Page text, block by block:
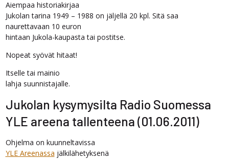
Aiempaa historiakirjaa
Jukolan tarina 1949 – 1988 on jäljellä 20 kpl. Sitä saa
naurettavaan 10 euron
hintaan Jukola-kaupasta tai postitse.
Nopeat syövät hitaat!
Itselle tai mainio
lahja suunnistajalle.
Jukolan kysymysilta Radio Suomessa
YLE areena tallenteena (01.06.2011)
Ohjelma on kuunneltavissa
YLE Areenassa jälkilähetyksenä